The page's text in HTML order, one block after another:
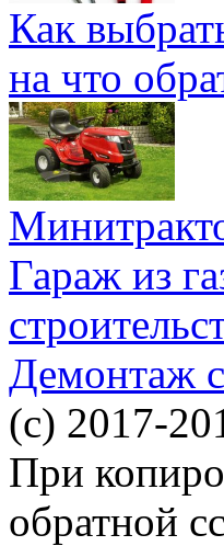
Как
на что
Гараж из
Демонтаж
(c) 2017-
При
обратной